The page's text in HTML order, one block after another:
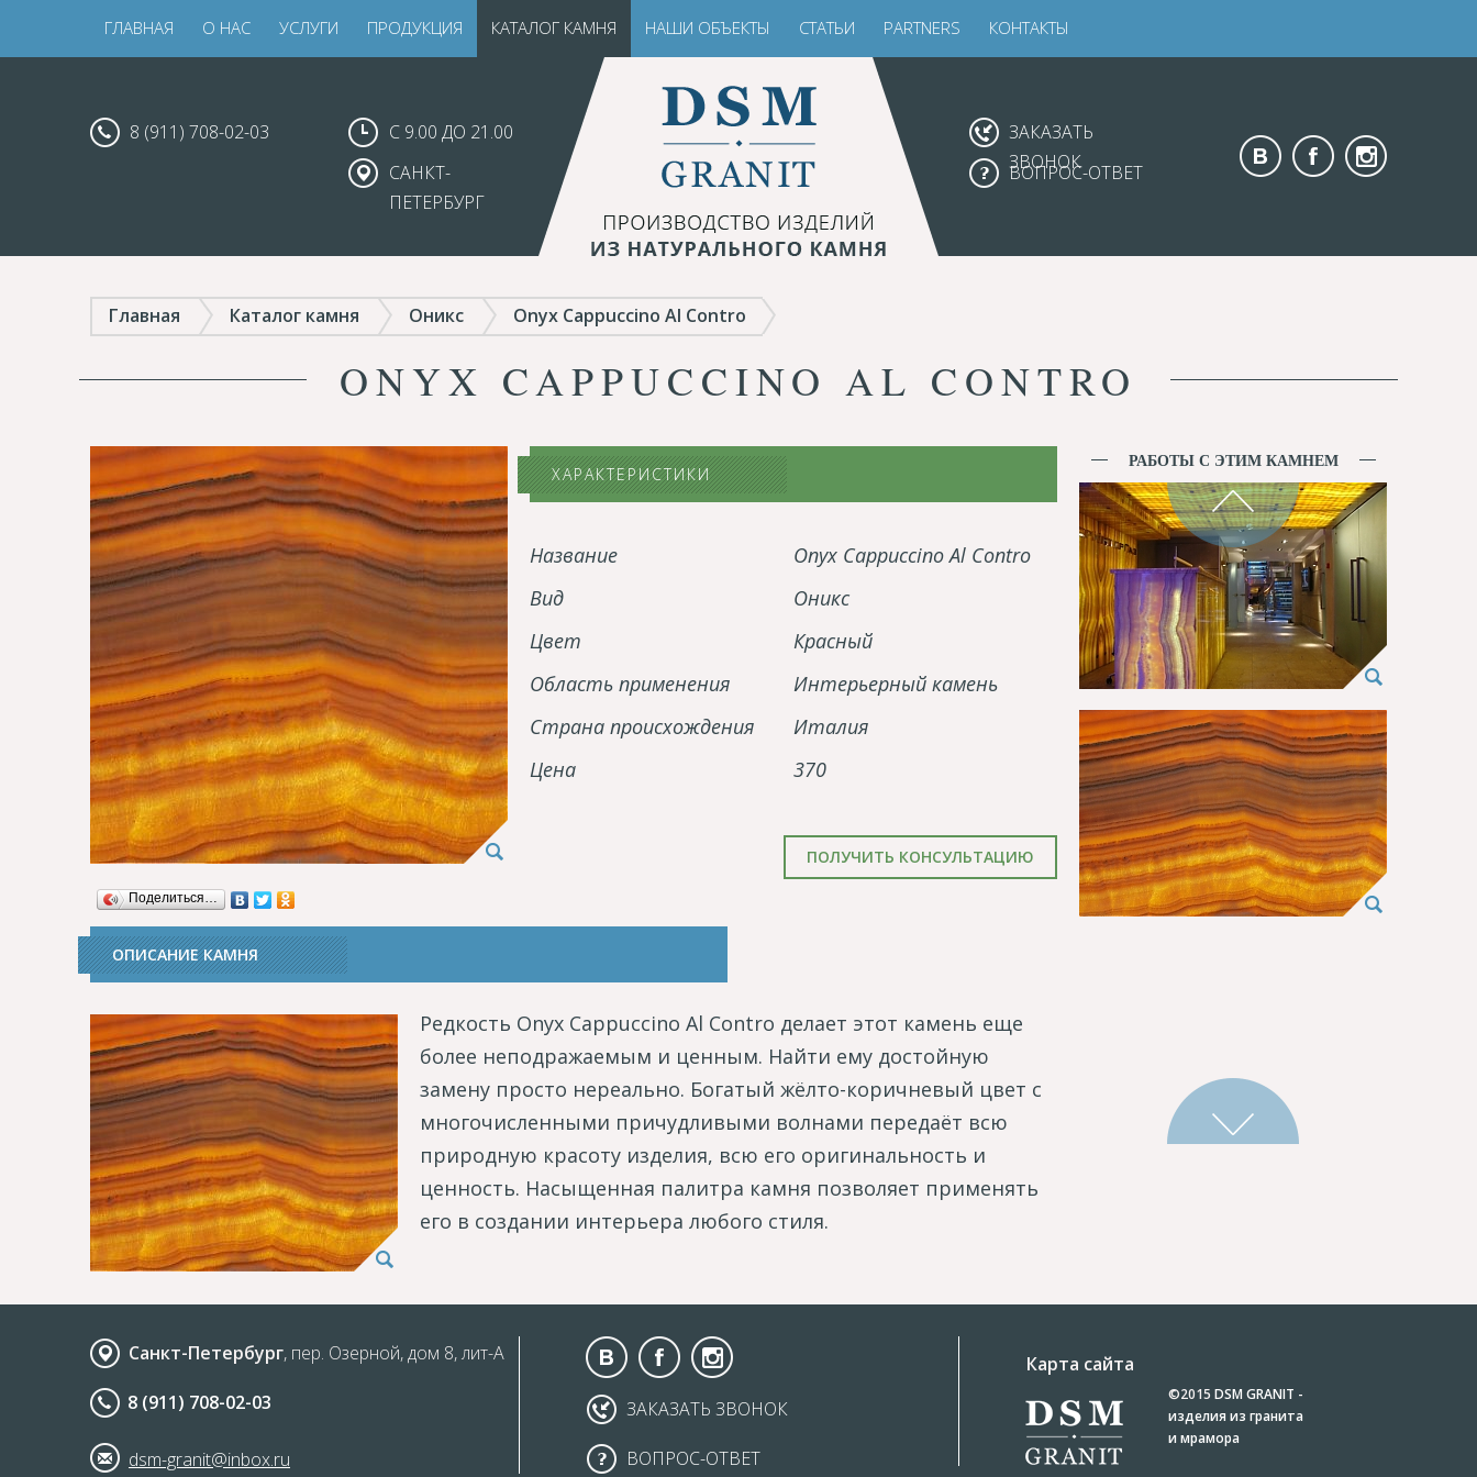
ГЛАВНАЯ О НАС УСЛУГИ ПРОДУКЦИЯ КАТАЛОГ КАМНЯ НАШИ ОБЪЕКТЫ СТАТЬИ PARTNERS КОНТАКТЫ
8 (911) 708-02-03
С 9.00 ДО 21.00
САНКТ-
ПЕТЕРБУРГ
ЗАКАЗАТЬ
ЗВОНОК
ВОПРОС-ОТВЕТ
Главная Каталог камня Оникс Onyx Cappuccino Al Contro
ONYX CAPPUCCINO AL CONTRO
ХАРАКТЕРИСТИКИ
Название
Onyx Cappuccino Al Contro
Вид
Оникс
Цвет
Красный
Область применения
Интерьерный камень
Страна происхождения
Италия
Цена
370
ПОЛУЧИТЬ КОНСУЛЬТАЦИЮ
Поделиться…
ОПИСАНИЕ КАМНЯ
Редкость Onyx Cappuccino Al Contro делает этот камень еще
более неподражаемым и ценным. Найти ему достойную
замену просто нереально. Богатый жёлто-коричневый цвет с
многочисленными причудливыми волнами передаёт всю
природную красоту изделия, всю его оригинальность и
ценность. Насыщенная палитра камня позволяет применять
его в создании интерьера любого стиля.
РАБОТЫ С ЭТИМ КАМНЕМ
Санкт-Петербург, пер. Озерной, дом 8, лит-А
8 (911) 708-02-03
dsm-granit@inbox.ru
ЗАКАЗАТЬ ЗВОНОК
ВОПРОС-ОТВЕТ
Карта сайта
©2015 DSM GRANIT -
изделия из гранита
и мрамора